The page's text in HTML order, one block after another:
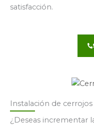
satisfacción.
Instalación de cerrojos
¿Deseas incrementar